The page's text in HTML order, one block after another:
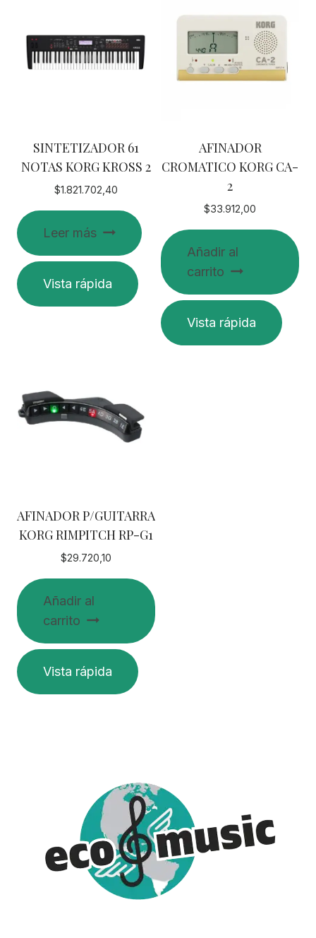
SINTETIZADOR 61
NOTAS KORG KROSS 2
$1.821.702,40
Leer más
Vista rápida
AFINADOR
CROMATICO KORG CA-
2
$33.912,00
Añadir al
carrito
Vista rápida
AFINADOR P/GUITARRA
KORG RIMPITCH RP-G1
$29.720,10
Añadir al
carrito
Vista rápida